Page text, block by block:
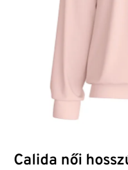
Calida női